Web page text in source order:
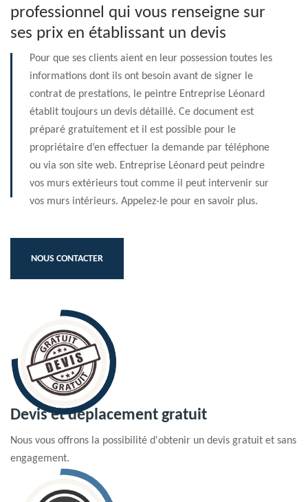
professionnel qui vous renseigne sur
ses prix en établissant un devis
Pour que ses clients aient en leur possession toutes les
informations dont ils ont besoin avant de signer le
contrat de prestations, le peintre Entreprise Léonard
établit toujours un devis détaillé. Ce document est
préparé gratuitement et il est possible pour le
propriétaire d’en effectuer la demande par téléphone
ou via son site web. Entreprise Léonard peut peindre
vos murs extérieurs tout comme il peut intervenir sur
vos murs intérieurs. Appelez-le pour en savoir plus.
NOUS CONTACTER
Devis et déplacement gratuit
Nous vous offrons la possibilité d'obtenir un devis gratuit et sans
engagement.